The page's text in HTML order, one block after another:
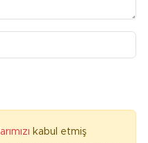
kabul etmiş